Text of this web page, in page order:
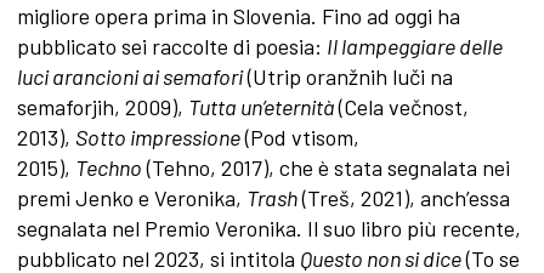
migliore opera prima in Slovenia. Fino ad oggi ha
pubblicato sei raccolte di poesia: Il lampeggiare delle
luci arancioni ai semafori(Utrip oranžnih luči na
semaforjih, 2009), Tutta un’eternità(Cela večnost,
2013), Sotto impressione(Pod vtisom,
2015), Techno(Tehno, 2017), che è stata segnalata nei
premi Jenko e Veronika, Trash(Treš, 2021), anch’essa
segnalata nel Premio Veronika. Il suo libro più recente,
pubblicato nel 2023, si intitola Questo non si dice(To se